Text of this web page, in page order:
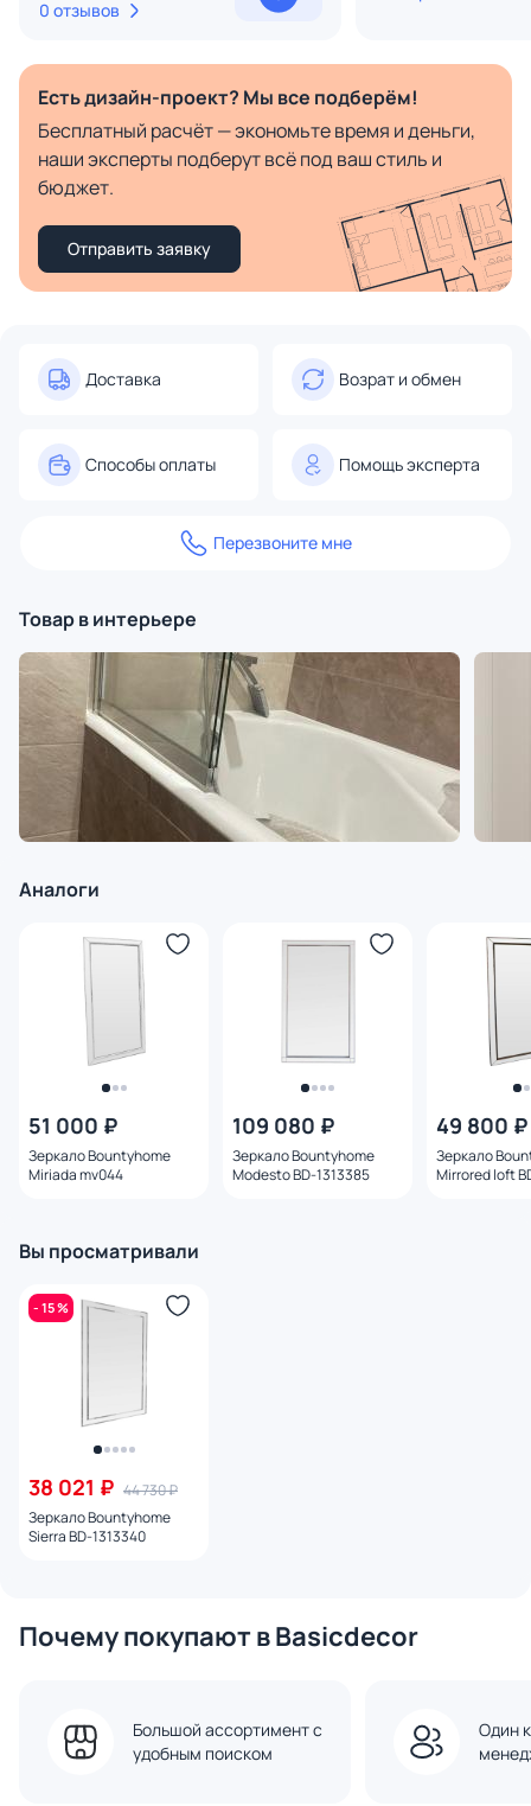
0 отзывов
Есть дизайн-проект? Мы все подберём!
Бесплатный расчёт — экономьте время и деньги,
наши эксперты подберут всё под ваш стиль и
бюджет.
Отправить заявку
Доставка Возрат и обмен
Способы оплаты Помощь эксперта
Перезвоните мне
Товар в интерьере
Аналоги
51 000 ₽
Зеркало Bountyhome
Miriada mv044
109 080 ₽
Зеркало Bountyhome
Modesto BD-1313385
49 800 ₽
Зеркало
Mirrored loft
Вы просматривали
- 15 %
38 021 ₽ 44 730 ₽
Зеркало Bountyhome
Sierra BD-1313340
Почему покупают в Basicdecor
Большой ассортимент с
удобным поиском
Один